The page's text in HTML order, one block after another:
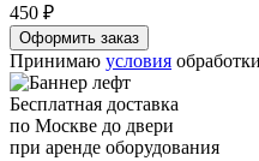
450 ₽
Принимаю условия
Бесплатная доставка
по Москве до двери
при аренде оборудования